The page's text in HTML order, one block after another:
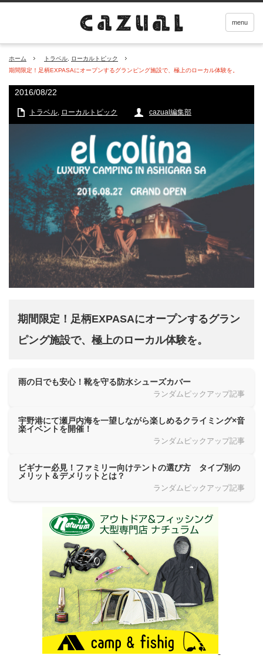
menu
ホーム トラベル
ローカルトピック
期間限定！足柄EXPASAにオープンするグランピング施設で、極上のローカル体験を。
2016/08/22
トラベル, ローカルトピック cazual編集部
期間限定！足柄EXPASAにオープンするグラン
ピング施設で、極上のローカル体験を。
雨の日でも安心！靴を守る防水シューズカバー
ランダムピックアップ記事
宇野港にて瀬戸内海を一望しながら楽しめるクライミング×音
楽イベントを開催！
ランダムピックアップ記事
ビギナー必見！ファミリー向けテントの選び方 タイプ別の
メリット＆デメリットとは？
ランダムピックアップ記事